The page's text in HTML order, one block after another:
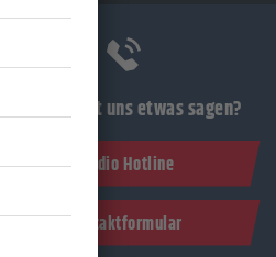
Du möchtest uns etwas sagen?
Studio Hotline
Kontaktformular